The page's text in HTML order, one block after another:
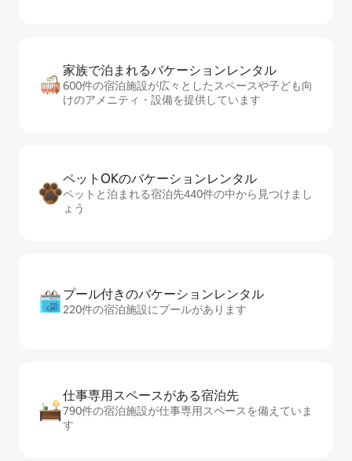
家族で泊まれるバ⁠ケ⁠ー⁠シ⁠ョ⁠ンレ⁠ン⁠タ⁠ル
600件の宿泊施設が広々としたスペースや子ども向
けのアメニティ・設備を提供しています
ペットOKのバ⁠ケ⁠ー⁠シ⁠ョ⁠ンレ⁠ン⁠タ⁠ル
ペットと泊まれる宿泊先440件の中から見つけまし
ょう
プール付きのバ⁠ケ⁠ー⁠シ⁠ョ⁠ンレ⁠ン⁠タ⁠ル
220件の宿泊施設にプールがあります
仕事専用ス⁠ペ⁠ー⁠スがあ⁠る宿⁠泊⁠先
790件の宿泊施設が仕事専用スペースを備えていま
す